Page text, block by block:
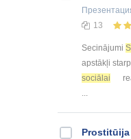
13
Secinājumi
apstākļi
sociālai
...
Prostitūija